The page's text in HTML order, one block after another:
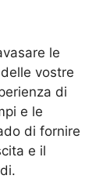
le
vostre
di
e le
di fornire
e il